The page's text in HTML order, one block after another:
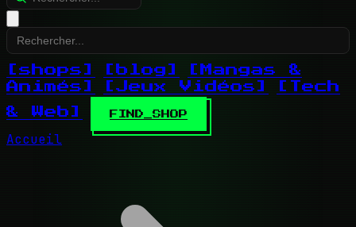
[shops] [blog]
[Mangas &
Animés]
[Jeux Vidéos]
[Tech
& Web]
FIND_SHOP
Accueil